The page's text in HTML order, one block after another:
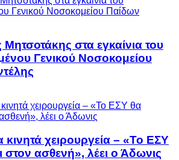
στα εγκαίνια του
Γενικού Νοσοκομείου
κινητά χειρουργεία – «Το ΕΣΥ
στον ασθενή», λέει ο Άδωνις